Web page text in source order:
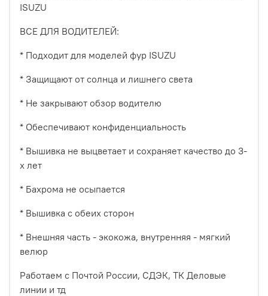
ISUZU
ВСЕ ДЛЯ ВОДИТЕЛЕЙ:
* Подходит для моделей фур ISUZU
* Защищают от солнца и лишнего света
* Не закрывают обзор водителю
* Обеспечивают конфиденциальность
* Вышивка не выцветает и сохраняет качество до 3-
х лет
* Бахрома не осыпается
* Вышивка с обеих сторон
* Внешняя часть - экокожа, внутренняя - мягкий
велюр
Работаем с Почтой России, СДЭК, ТК Деловые
линии и тд